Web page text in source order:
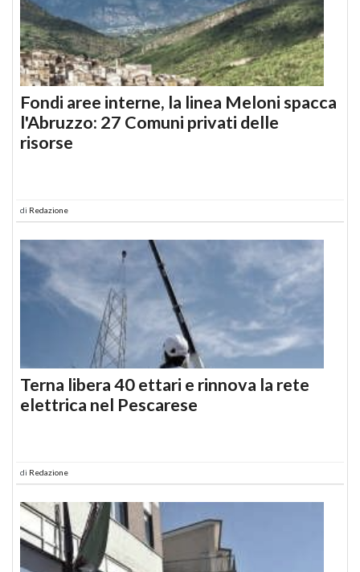
Fondi aree interne, la linea Meloni spacca
l'Abruzzo: 27 Comuni privati delle
risorse
di Redazione
Terna libera 40 ettari e rinnova la rete
elettrica nel Pescarese
di Redazione